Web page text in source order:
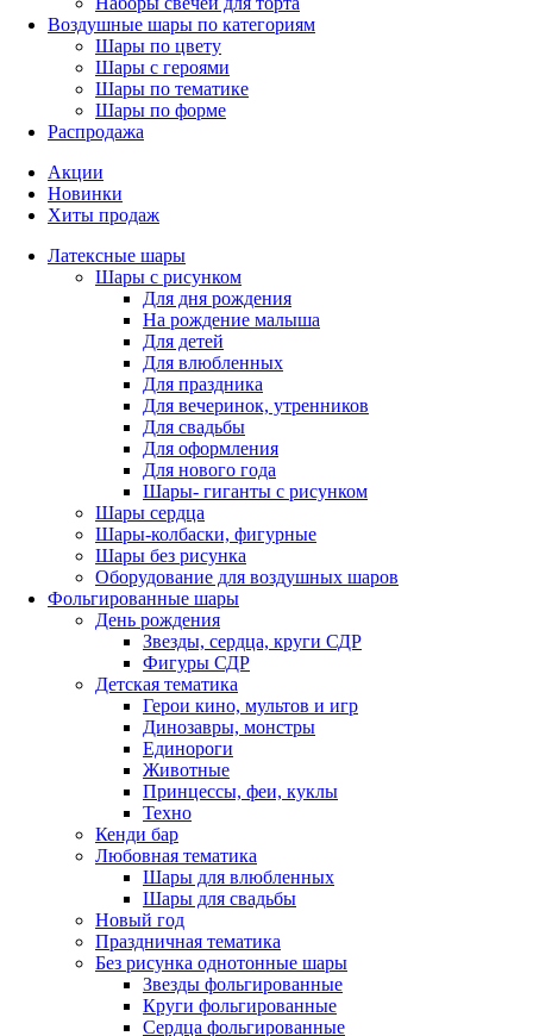
Воздушные шары по категориям
Шары по цвету
Шары с героями
Шары по тематике
Шары по форме
Распродажа
Акции
Новинки
Хиты продаж
Латексные шары
Шары с рисунком
Для дня рождения
На рождение малыша
Для детей
Для влюбленных
Для праздника
Для вечеринок, утренников
Для свадьбы
Для оформления
Для нового года
Шары- гиганты с рисунком
Шары сердца
Шары-колбаски, фигурные
Шары без рисунка
Оборудование для воздушных шаров
Фольгированные шары
День рождения
Звезды, сердца, круги СДР
Фигуры СДР
Детская тематика
Герои кино, мультов и игр
Динозавры, монстры
Единороги
Животные
Принцессы, феи, куклы
Техно
Кенди бар
Любовная тематика
Шары для влюбленных
Шары для свадьбы
Новый год
Праздничная тематика
Без рисунка однотонные шары
Звезды фольгированные
Круги фольгированные
Сердца фольгированные